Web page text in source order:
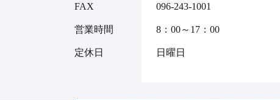
FAX 096-243-1001
営業時間 8：00～17：00
定休日 日曜日